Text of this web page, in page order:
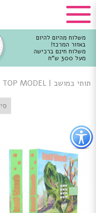
כפתור
לפתיחת
תפריט
נגישות
משלוח מהיום להיום
באזור המרכז!
משלוח חינם ברכישה
מעל 300 ש"ח
מרכזי
תותי במושב |
TOP MODEL